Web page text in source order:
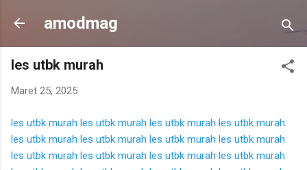
Langsung ke konten utama
amodmag
les utbk murah
Maret 25, 2025
les utbk murah les utbk murah les utbk murah les utbk murah
les utbk murah les utbk murah les utbk murah les utbk murah
les utbk murah les utbk murah les utbk murah les utbk murah